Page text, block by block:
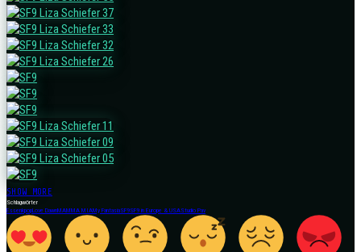
SHOW MORE
Schlagwörter
EssenkpopLove DawnMAMMA MIAMy FantasiaSF9SF9 in Europe & USAStudio Pav